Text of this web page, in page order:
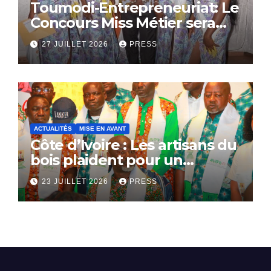
Toumodi-Entrepreneuriat: Le
Concours Miss Métier sera
bientôt lance.
27 JUILLET 2026 PRESS
ACTUALITÉS MISE EN AVANT
Côte d’Ivoire : Les artisans du
bois plaident pour un
dialogue national
23 JUILLET 2026 PRESS